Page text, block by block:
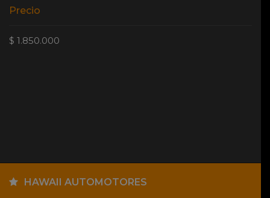
Precio
$ 1.850.000
HAWAII AUTOMOTORES